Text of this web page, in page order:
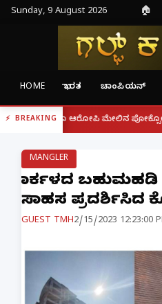
Sunday, 9 August 2026 🏠
HOME ಭಾರತ ಚಾಂಪಿಯನ್
BREAKING
ಆರೋಪಿ ಮೇಲಿನ ಪೋಕ್ಸೋ ಕೇಸ್
MANGLER
ಕಾರ್ಕಳದ ಬಹುಮಹಡಿ
ಸಾಹಸ ಪ್ರದರ್ಶಿಸಿದ
GUEST TMH2/15/2023 12:23:00